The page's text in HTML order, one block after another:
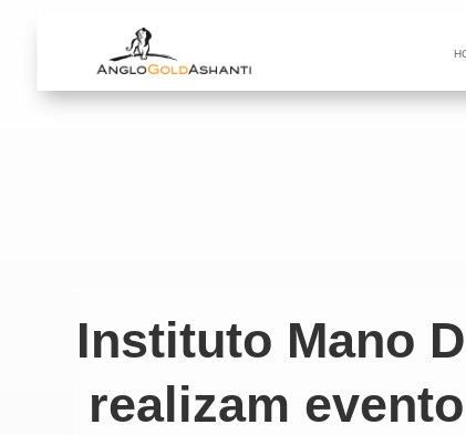
Instituto Mano
realizam